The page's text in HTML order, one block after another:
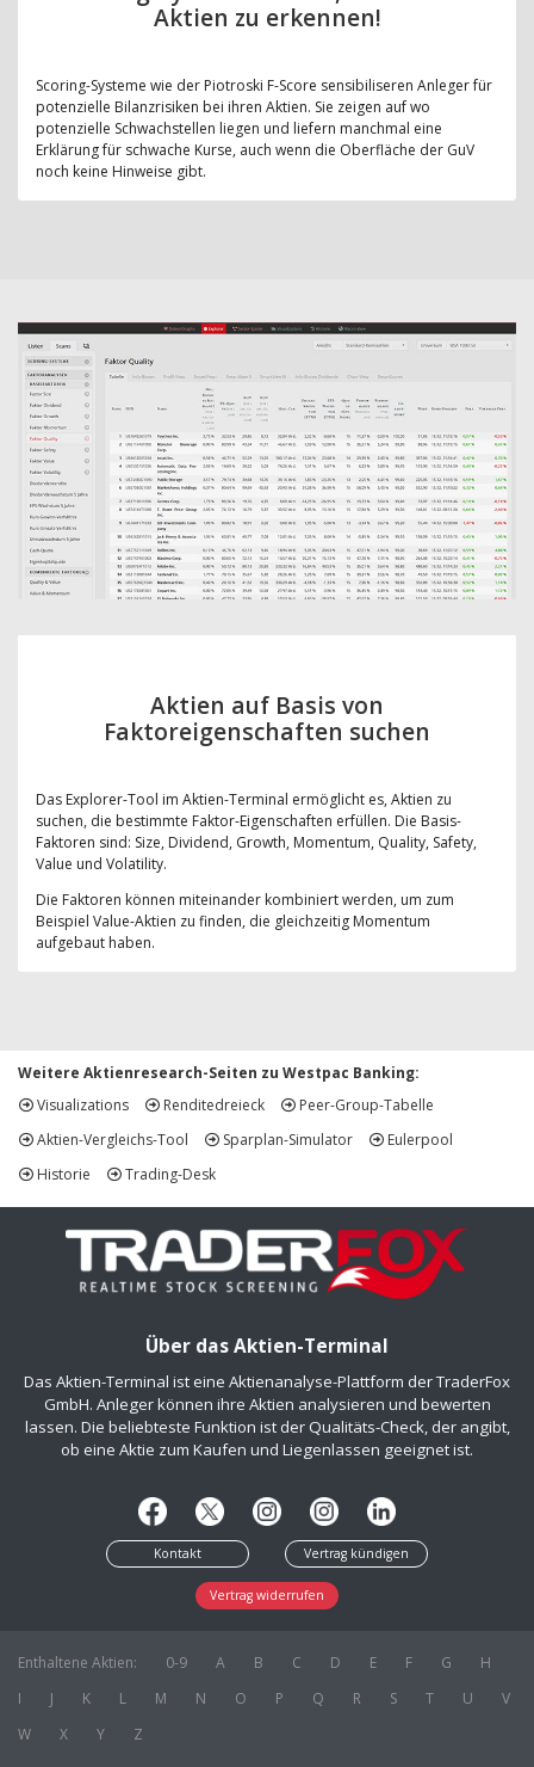
Aktien zu erkennen!
Scoring-Systeme wie der Piotroski F-Score sensibiliseren Anleger für
potenzielle Bilanzrisiken bei ihren Aktien. Sie zeigen auf wo
potenzielle Schwachstellen liegen und liefern manchmal eine
Erklärung für schwache Kurse, auch wenn die Oberfläche der GuV
noch keine Hinweise gibt.
Aktien auf Basis von
Faktoreigenschaften suchen
Das Explorer-Tool im Aktien-Terminal ermöglicht es, Aktien zu
suchen, die bestimmte Faktor-Eigenschaften erfüllen. Die Basis-
Faktoren sind: Size, Dividend, Growth, Momentum, Quality, Safety,
Value und Volatility.
Die Faktoren können miteinander kombiniert werden, um zum
Beispiel Value-Aktien zu finden, die gleichzeitig Momentum
aufgebaut haben.
Weitere Aktienresearch-Seiten zu Westpac Banking:
Visualizations
Renditedreieck
Peer-Group-Tabelle
Aktien-Vergleichs-Tool
Sparplan-Simulator
Eulerpool
Historie
Trading-Desk
Über das Aktien-Terminal
Das Aktien-Terminal ist eine Aktienanalyse-Plattform der TraderFox
GmbH. Anleger können ihre Aktien analysieren und bewerten
lassen. Die beliebteste Funktion ist der Qualitäts-Check, der angibt,
ob eine Aktie zum Kaufen und Liegenlassen geeignet ist.
Kontakt Vertrag kündigen
Vertrag widerrufen
Enthaltene Aktien: 0-9 A B C D E F G
H
I
J K L M N O P Q R S T U
V
W
X Y Z